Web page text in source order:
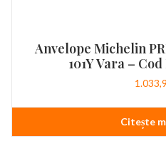
Anvelope Michelin
101Y Vara –
Citește